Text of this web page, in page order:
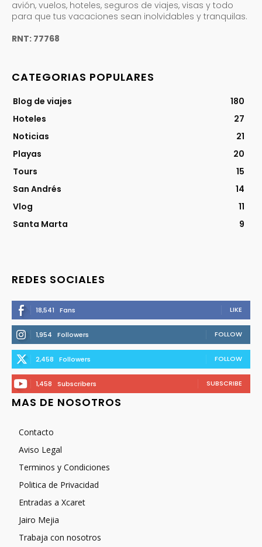
avión, vuelos, hoteles, seguros de viajes, visas y todo
para que tus vacaciones sean inolvidables y tranquilas.
RNT: 77768
CATEGORIAS POPULARES
Blog de viajes
180
Hoteles
27
Noticias
21
Playas
20
Tours
15
San Andrés
14
Vlog
11
Santa Marta
9
REDES SOCIALES
18,541 Fans LIKE
1,954 Followers FOLLOW
2,458 Followers FOLLOW
1,458 Subscribers SUBSCRIBE
MAS DE NOSOTROS
Contacto
Aviso Legal
Terminos y Condiciones
Politica de Privacidad
Entradas a Xcaret
Jairo Mejia
Trabaja con nosotros